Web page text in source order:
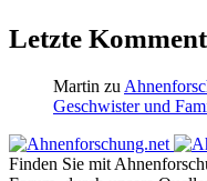
Letzte
Martin zu
Geschwister und
Finden Sie mit